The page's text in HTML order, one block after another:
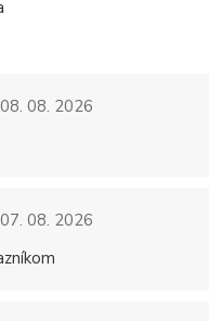
08. 2026
08. 2026